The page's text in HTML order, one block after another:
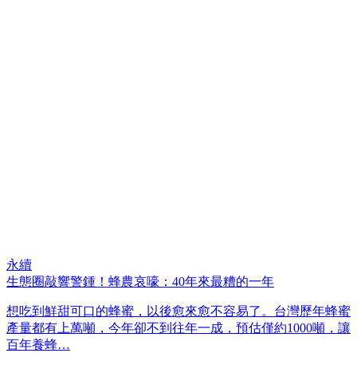
永續
生態圈敲響警鍾！蜂農哀嚎：40年來最糟的一年
想吃到鮮甜可口的蜂蜜，以後愈來愈不容易了。台灣歷年蜂蜜
產量都有上萬噸，今年卻不到往年一成，預估僅約1000噸，讓
百年養蜂…